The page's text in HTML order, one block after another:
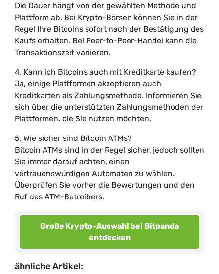
Die Dauer hängt von der gewählten Methode und
Plattform ab. Bei Krypto-Börsen können Sie in der
Regel Ihre Bitcoins sofort nach der Bestätigung des
Kaufs erhalten. Bei Peer-to-Peer-Handel kann die
Transaktionszeit variieren.
4. Kann ich Bitcoins auch mit Kreditkarte kaufen?
Ja, einige Plattformen akzeptieren auch
Kreditkarten als Zahlungsmethode. Informieren Sie
sich über die unterstützten Zahlungsmethoden der
Plattformen, die Sie nutzen möchten.
5. Wie sicher sind Bitcoin ATMs?
Bitcoin ATMs sind in der Regel sicher, jedoch sollten
Sie immer darauf achten, einen
vertrauenswürdigen Automaten zu wählen.
Überprüfen Sie vorher die Bewertungen und den
Ruf des ATM-Betreibers.
Große Krypto-Auswahl bei Bitpanda
entdecken
ähnliche Artikel: